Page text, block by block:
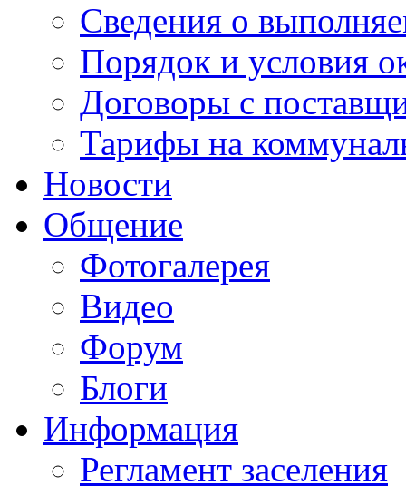
Сведения о
Порядок и условия
Договоры с
Тарифы на
Новости
Общение
Фотогалерея
Видео
Форум
Блоги
Информация
Регламент заселения